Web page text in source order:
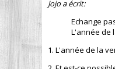
Jojo a écrit:
Echange
L'année de
1. L'année de la